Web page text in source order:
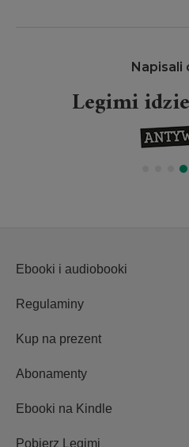
Napisali
Legimi
Ebooki i audiobooki
Regulaminy
Kup na prezent
Abonamenty
Ebooki na Kindle
Pobierz Legimi